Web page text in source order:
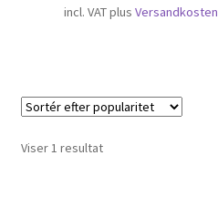
incl. VATplusVersandkosten
Viser 1 resultat